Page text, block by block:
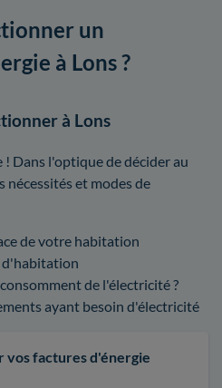
un
à Lons ?
à Lons
! Dans l'optique de décider au
et modes de
de votre habitation
d'habitation
de l'électricité ?
ayant besoin d'électricité
vos factures d'énergie